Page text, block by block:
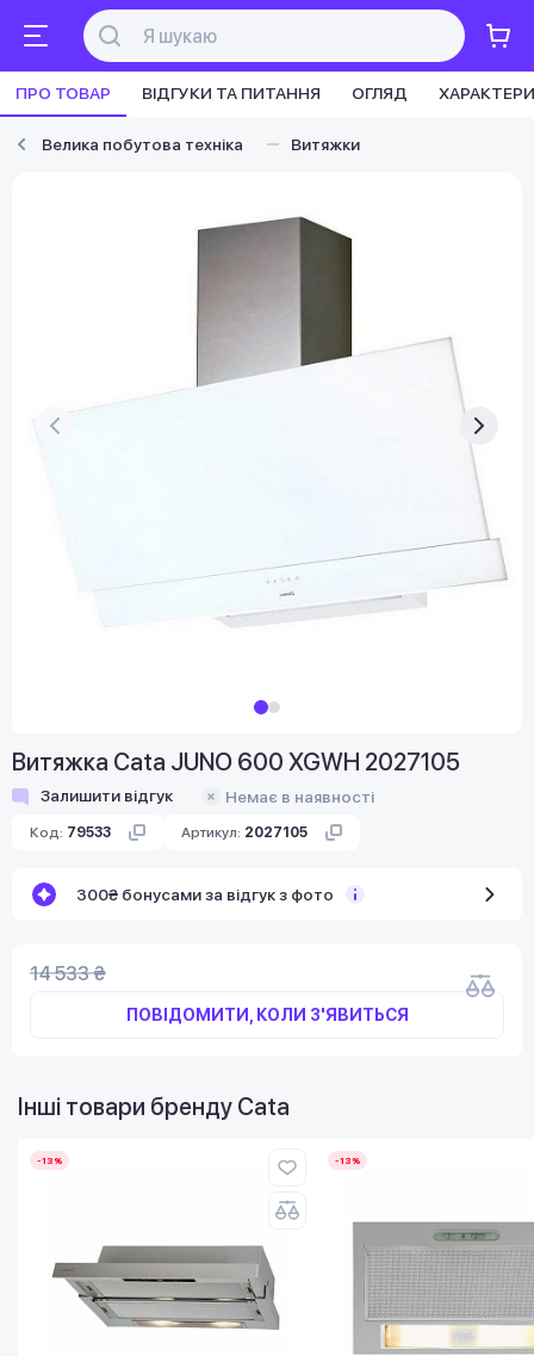
ПРО ТОВАР ВІДГУКИ ТА ПИТАННЯ ОГЛЯД
Велика побутова техніка Витяжки
Витяжка Cata JUNO 600 XGWH 2027105
Залишити відгук Немає в наявності
Код: 79533 Артикул: 2027105
300₴ бонусами за відгук з фото
14 533 ₴
ПОВІДОМИТИ, КОЛИ З'ЯВИТЬСЯ
Інші товари бренду Cata
-13% -13%